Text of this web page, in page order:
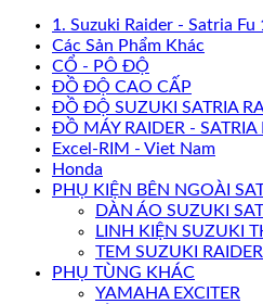
1. Suzuki Raider - Satria Fu
Các Sản Phẩm Khác
CỔ - PÔ ĐỘ
ĐỒ ĐỘ CAO CẤP
ĐỒ ĐỘ SUZUKI SATRIA
ĐỒ MÁY RAIDER - SATRIA
Excel-RIM - Viet Nam
Honda
PHỤ KIỆN BÊN NGOÀI
DÀN ÁO SUZUKI
LINH KIỆN SUZUKI
TEM SUZUKI RAIDER
PHỤ TÙNG KHÁC
YAMAHA EXCITER